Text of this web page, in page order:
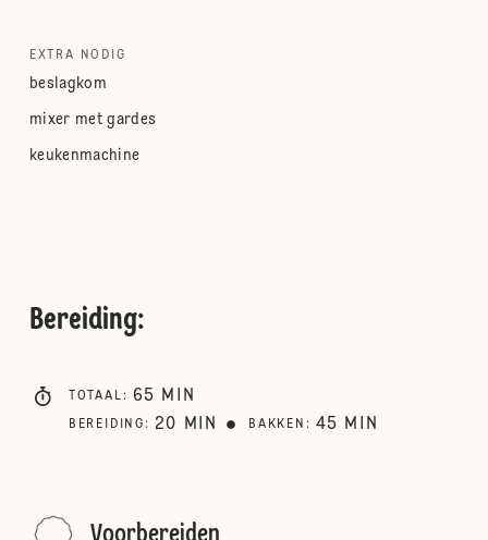
EXTRA NODIG
beslagkom
mixer met gardes
keukenmachine
Bereiding:
TOTAAL : 65 MIN
BEREIDING : 20 MIN BAKKEN : 45 MIN